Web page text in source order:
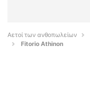
Αετοί των ανθοπωλείων
Fitorio Athinon